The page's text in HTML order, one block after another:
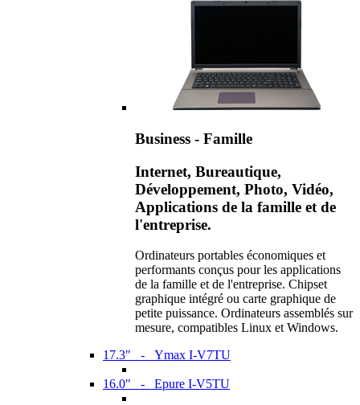
Business - Famille
Internet, Bureautique,
Développement, Photo, Vidéo,
Applications de la famille et de
l'entreprise.
Ordinateurs portables économiques et
performants conçus pour les applications
de la famille et de l'entreprise. Chipset
graphique intégré ou carte graphique de
petite puissance. Ordinateurs assemblés sur
mesure, compatibles Linux et Windows.
17.3" - Ymax I-V7TU
16.0" - Epure I-V5TU